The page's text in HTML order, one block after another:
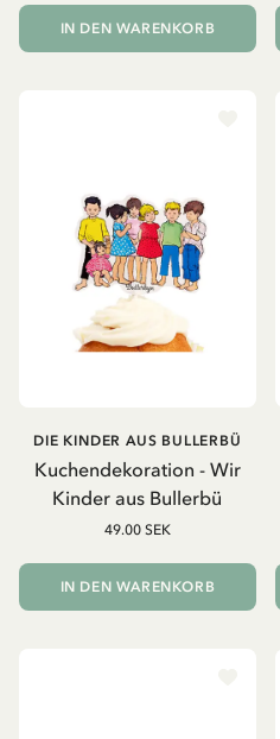
IN DEN WARENKORB
Kuchendekoration - Wir
Kinder aus Bullerbü
DIE KINDER AUS BULLERBÜ
49.00 SEK
IN DEN WARENKORB